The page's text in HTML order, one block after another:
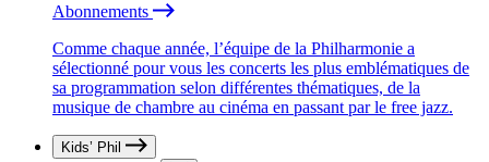
Abonnements
Comme chaque année, l’équipe de la Philharmonie a
sélectionné pour vous les concerts les plus emblématiques de
sa programmation selon différentes thématiques, de la
musique de chambre au cinéma en passant par le free jazz.
Kids’ Phil